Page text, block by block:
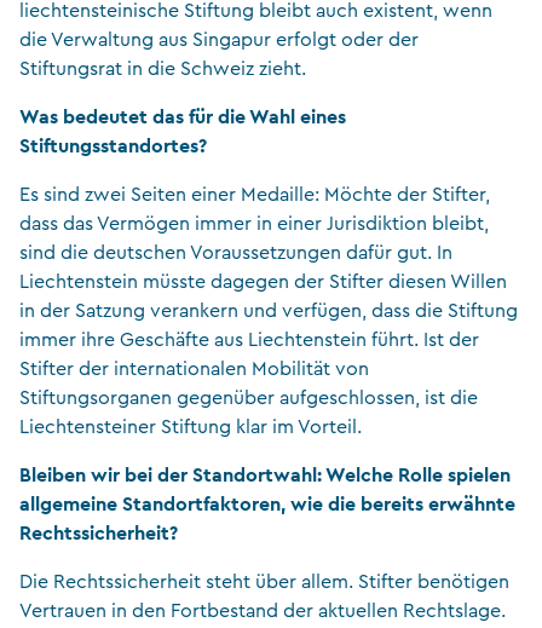
liechtensteinische Stiftung bleibt auch existent, wenn
die Verwaltung aus Singapur erfolgt oder der
Stiftungsrat in die Schweiz zieht.
Was bedeutet das für die Wahl eines
Stiftungsstandortes?
Es sind zwei Seiten einer Medaille: Möchte der Stifter,
dass das Vermögen immer in einer Jurisdiktion bleibt,
sind die deutschen Voraussetzungen dafür gut. In
Liechtenstein müsste dagegen der Stifter diesen Willen
in der Satzung verankern und verfügen, dass die Stiftung
immer ihre Geschäfte aus Liechtenstein führt. Ist der
Stifter der internationalen Mobilität von
Stiftungsorganen gegenüber aufgeschlossen, ist die
Liechtensteiner Stiftung klar im Vorteil.
Bleiben wir bei der Standortwahl: Welche Rolle spielen
allgemeine Standortfaktoren, wie die bereits erwähnte
Rechtssicherheit?
Die Rechtssicherheit steht über allem. Stifter benötigen
Vertrauen in den Fortbestand der aktuellen Rechtslage.